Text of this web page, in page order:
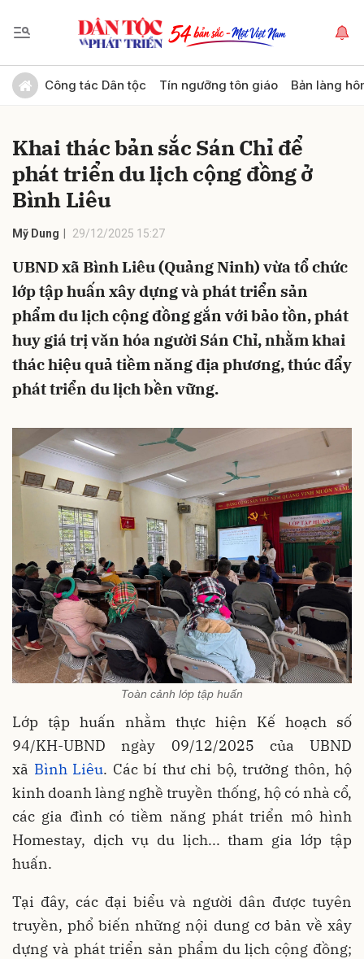
Công tác Dân tộc Tín ngưỡng tôn giáo Bản làng
Khai thác bản sắc Sán Chỉ để
phát triển du lịch cộng đồng ở
Bình Liêu
Mỹ Dung 29/12/2025 15:27
UBND xã Bình Liêu (Quảng Ninh) vừa tổ chức
lớp tập huấn xây dựng và phát triển sản
phẩm du lịch cộng đồng gắn với bảo tồn, phát
huy giá trị văn hóa người Sán Chỉ, nhằm khai
thác hiệu quả tiềm năng địa phương, thúc đẩy
phát triển du lịch bền vững.
Toàn cảnh lớp tập huấn
Lớp tập huấn nhằm thực hiện Kế hoạch số
94/KH-UBND ngày 09/12/2025 của UBND
xã Bình Liêu. Các bí thư chi bộ, trưởng thôn, hộ
kinh doanh làng nghề truyền thống, hộ có nhà cổ,
các gia đình có tiềm năng phát triển mô hình
Homestay, dịch vụ du lịch... tham gia lớp tập
huấn.
Tại đây, các đại biểu và người dân được tuyên
truyền, phổ biến những nội dung cơ bản về xây
dựng và phát triển sản phẩm du lịch cộng đồng;
Gửi bình luận